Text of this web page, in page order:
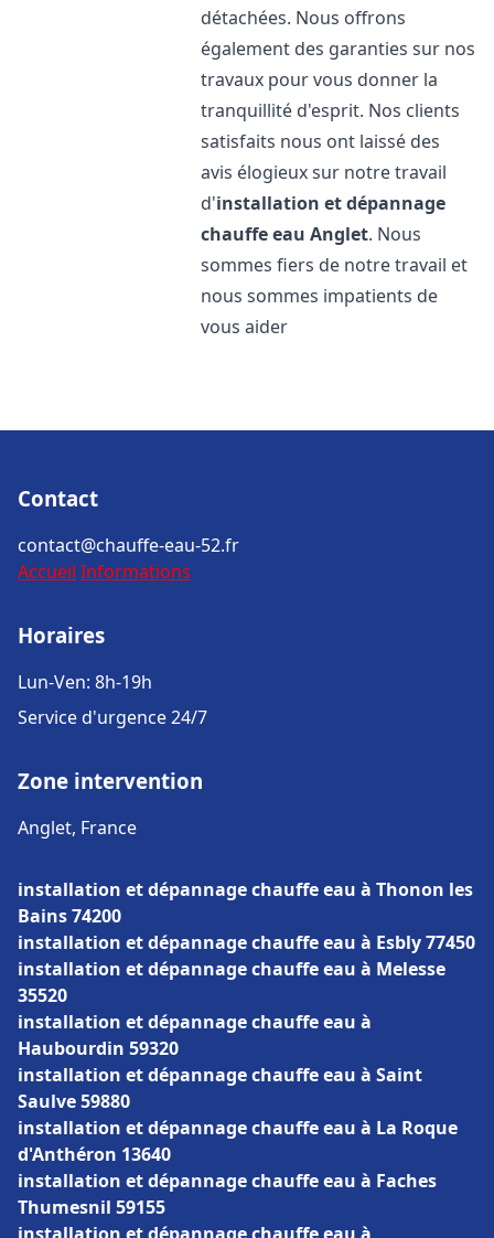
détachées. Nous offrons
également des garanties sur nos
travaux pour vous donner la
tranquillité d'esprit. Nos clients
satisfaits nous ont laissé des
avis élogieux sur notre travail
d'installation et dépannage
chauffe eau Anglet. Nous
sommes fiers de notre travail et
nous sommes impatients de
vous aider
Contact
contact@chauffe-eau-52.fr
Accueil Informations
Horaires
Lun-Ven: 8h-19h
Service d'urgence 24/7
Zone intervention
Anglet, France
installation et dépannage chauffe eau à Thonon les
Bains 74200
installation et dépannage chauffe eau à Esbly 77450
installation et dépannage chauffe eau à Melesse
35520
installation et dépannage chauffe eau à
Haubourdin 59320
installation et dépannage chauffe eau à Saint
Saulve 59880
installation et dépannage chauffe eau à La Roque
d'Anthéron 13640
installation et dépannage chauffe eau à Faches
Thumesnil 59155